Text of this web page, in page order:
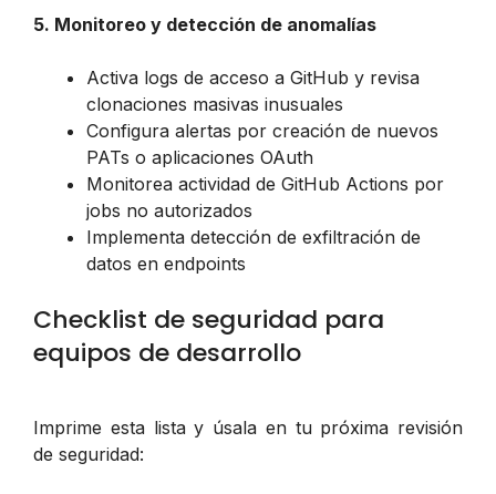
5. Monitoreo y detección de anomalías
Activa logs de acceso a GitHub y revisa
clonaciones masivas inusuales
Configura alertas por creación de nuevos
PATs o aplicaciones OAuth
Monitorea actividad de GitHub Actions por
jobs no autorizados
Implementa detección de exfiltración de
datos en endpoints
Checklist de seguridad para
equipos de desarrollo
Imprime esta lista y úsala en tu próxima revisión
de seguridad: